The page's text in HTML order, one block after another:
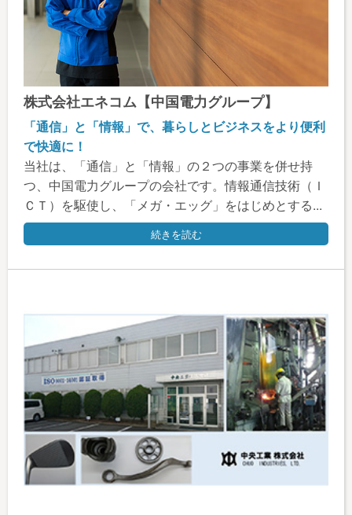
株式会社エネコム【中国電力グループ】
「通信」と「情報」で、暮らしとビジネスをより便利
で快適に！
当社は、「通信」と「情報」の２つの事業を併せ持
つ、中国電力グループの会社です。情報通信技術（Ｉ
ＣＴ）を駆使し、「メガ・エッグ」をはじめとする...
続きを読む